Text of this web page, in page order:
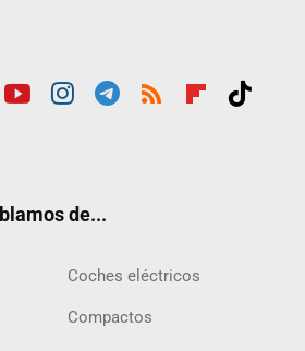
de...
Coches eléctricos
Compactos